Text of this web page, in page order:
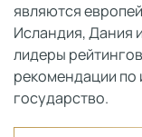
являются
Исландия, Дания
лидеры
рекомендации
государство.